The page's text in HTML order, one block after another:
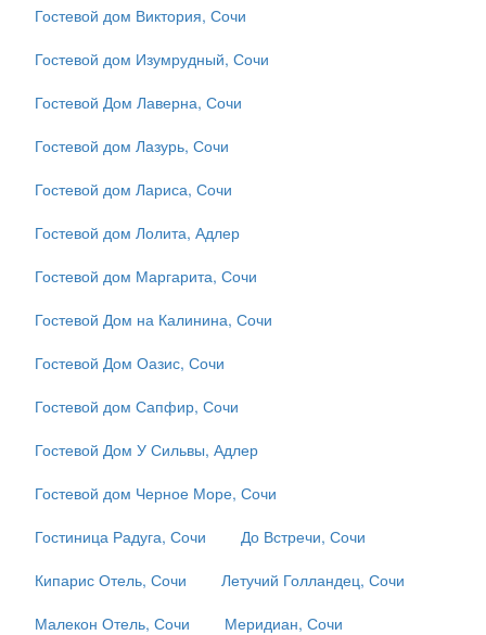
Гостевой дом Виктория, Сочи
Гостевой дом Изумрудный, Сочи
Гостевой Дом Лаверна, Сочи
Гостевой дом Лазурь, Сочи
Гостевой дом Лариса, Сочи
Гостевой дом Лолита, Адлер
Гостевой дом Маргарита, Сочи
Гостевой Дом на Калинина, Сочи
Гостевой Дом Оазис, Сочи
Гостевой дом Сапфир, Сочи
Гостевой Дом У Сильвы, Адлер
Гостевой дом Черное Море, Сочи
Гостиница Радуга, Сочи
До Встречи, Сочи
Кипарис Отель, Сочи
Летучий Голландец, Сочи
Малекон Отель, Сочи
Меридиан, Сочи